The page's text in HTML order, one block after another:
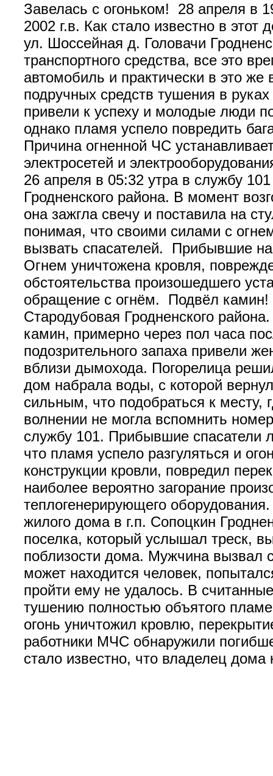
Завелась с огоньком! 28 апреля в
2002 г.в. Как стало известно в
ул. Шоссейная д. Головачи
транспортного средства, все это
автомобиль и практически в это
подручных средств тушения в
привели к успеху и молодые люди
однако пламя успело повредить
Причина огненной ЧС
электросетей и
26 апреля в 05:32 утра в службу
Гродненского района. В момент
она зажгла свечу и поставила на
понимая, что своими силами с
вызвать спасателей. Прибывшие
Огнем уничтожена кровля,
обстоятельства произошедшего
обращение с огнём. Подвёл камин!
Стародубовая Гродненского
камин, примерно через пол часа
подозрительного запаха привели
вблизи дымохода. Погорелица
дом набрала воды, с которой
сильным, что подобраться к
волнении не могла вспомнить
службу 101. Прибывшие спасатели
что пламя успело разгуляться и
конструкции кровли, повредил
наиболее вероятно загорание
теплогенерирующего
жилого дома в г.п. Сопоцкин
поселка, который услышал треск,
поблизости дома. Мужчина вызвал
может находится человек,
пройти ему не удалось. В
тушению полностью объятого
огонь уничтожил кровлю,
работники МЧС обнаружили
стало известно, что владелец